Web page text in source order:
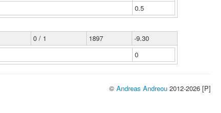
0.5
0 / 1 1897
-9.30
0
© Andreas Andreou 2012-2026 [P]